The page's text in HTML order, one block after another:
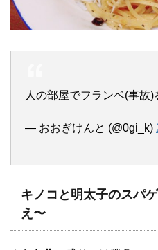
人の部屋でフランベ(事故)
— おおぎけんと (@0gi_k)
キノコと明太子のスパ
え〜